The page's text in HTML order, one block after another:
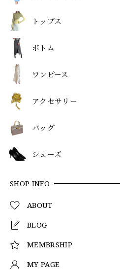
トップス
ボトム
ワンピース
アクセサリー
バッグ
シューズ
SHOP INFO
ABOUT
BLOG
MEMBRSHIP
MY PAGE